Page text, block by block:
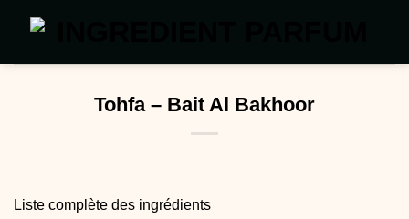
Tohfa – Bait Al Bakhoor
Liste complète des ingrédients